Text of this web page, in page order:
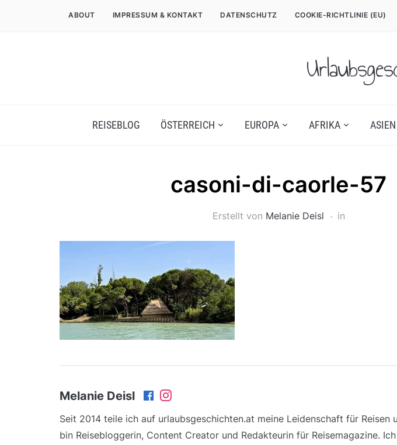
ABOUT IMPRESSUM & KONTAKT DATENSCHUTZ COOKIE-RICHTLINIE (EU)
REISEBLOG ÖSTERREICH EUROPA AFRIKA ASIEN
casoni-di-caorle-57
Erstellt von Melanie Deisl in
Melanie Deisl
Seit 2014 teile ich auf urlaubsgeschichten.at meine Leidenschaft für Reisen
bin Reisebloggerin, Content Creator und Redakteurin für Reisemagazine.